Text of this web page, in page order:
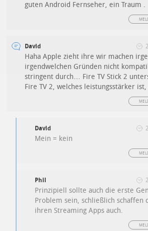
guten Android Fernseher, ein Traum .
David
Haha Apple zieht ihre wir machen
irgendwelchen Gründen nicht
stringent durch… Fire TV Stick 2
Fire TV 2, welches leistungsstärker
David
Mein = kein
Phil
Prinzipiell sollte auch die erste
Problem sein, schließlich schaffen
ihren Streaming Apps auch.